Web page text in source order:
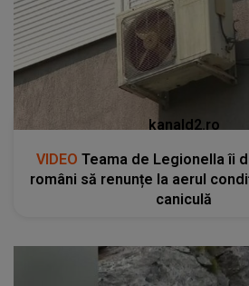
kanald2.ro
VIDEO Teama de Legionella îi
români să renunțe la aerul
caniculă